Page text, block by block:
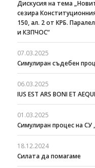
Дискусия на тема
сезира
150, ал. 2 от КРБ.
и КЗПЧОС“
07.03.2025
Симулиран съдебен
06.03.2025
IUS EST ARS BONI ET AEQUI
01.03.2025
Симулиран процес на СУ
18.12.2024
Силата да помагаме